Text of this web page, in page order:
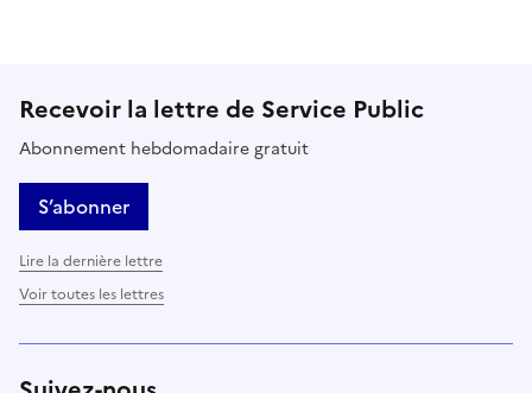
Recevoir la lettre de Service Public
Abonnement hebdomadaire gratuit
S’abonner
Lire la dernière lettre
Voir toutes les lettres